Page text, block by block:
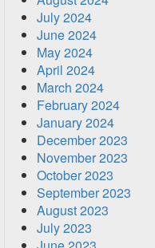
July 2024
June 2024
May 2024
April 2024
March 2024
February 2024
January 2024
December 2023
November 2023
October 2023
September 2023
August 2023
July 2023